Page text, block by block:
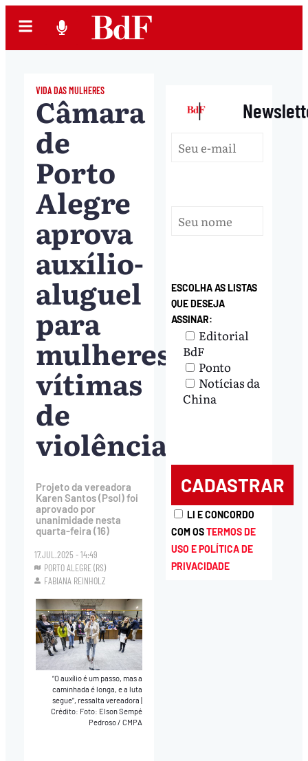
VIDA DAS MULHERES
Câmara
de
Porto
Alegre
aprova
auxílio-
aluguel
para
mulheres
vítimas
de
violência
Projeto da vereadora
Karen Santos (Psol) foi
aprovado por
unanimidade nesta
quarta-feira (16)
17.JUL.2025 - 14:49
PORTO ALEGRE (RS)
FABIANA REINHOLZ
“O auxílio é um passo, mas a
caminhada é longa, e a luta
segue”, ressalta vereadora|
Crédito: Foto: Elson Sempé
Pedroso / CMPA
|
ESCOLHA AS LISTAS
QUE DESEJA
ASSINAR:
Editorial
BdF
Ponto
Notícias da
China
LI E CONCORDO
COM OSTERMOS DE
USO E POLÍTICA DE
PRIVACIDADE